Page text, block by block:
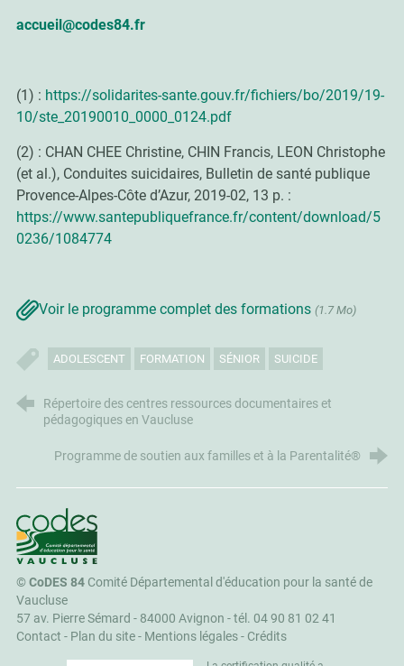
accueil@codes84.fr
(1) : https://solidarites-sante.gouv.fr/fichiers/bo/2019/19-
10/ste_20190010_0000_0124.pdf
(2) : CHAN CHEE Christine, CHIN Francis, LEON Christophe
(et al.), Conduites suicidaires, Bulletin de santé publique
Provence-Alpes-Côte d’Azur, 2019-02, 13 p. :
https://www.santepubliquefrance.fr/content/download/5
0236/1084774
Voir le programme complet des formations (1.7 Mo)
ADOLESCENT FORMATION SÉNIOR SUICIDE
Répertoire des centres ressources documentaires et
pédagogiques en Vaucluse
Programme de soutien aux familles et à la Parentalité®
CoDES 84
©CoDES 84Comité Départemental d'éducation pour la santé de
Vaucluse
57 av. Pierre Sémard - 84000 Avignon -tél. 04 90 81 02 41
Contact - Plan du site- Mentions légales- Crédits